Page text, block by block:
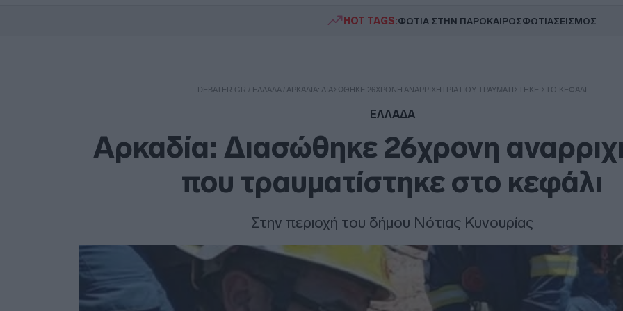
HOT TAGS:ΦΩΤΙΑ ΣΤΗΝ ΠΑΡΟΚΑΙΡΟΣΦΩΤΙΑΣΕΙΣΜΟΣ
DEBATER.GR / ΕΛΛΑΔΑ/ΑΡΚΑΔΊΑ: ΔΙΑΣΏΘΗΚΕ 26ΧΡΟΝΗ ΑΝΑΡΡΙΧΉΤΡΙΑ ΠΟΥ ΤΡΑΥΜΑΤΊΣΤΗΚΕ ΣΤΟ ΚΕΦΆΛΙ
ΕΛΛΑΔΑ
Αρκαδία: Διασώθηκε 26χρονη
που τραυματίστηκε στο κεφάλι
Στην περιοχή του δήμου Νότιας Κυνουρίας